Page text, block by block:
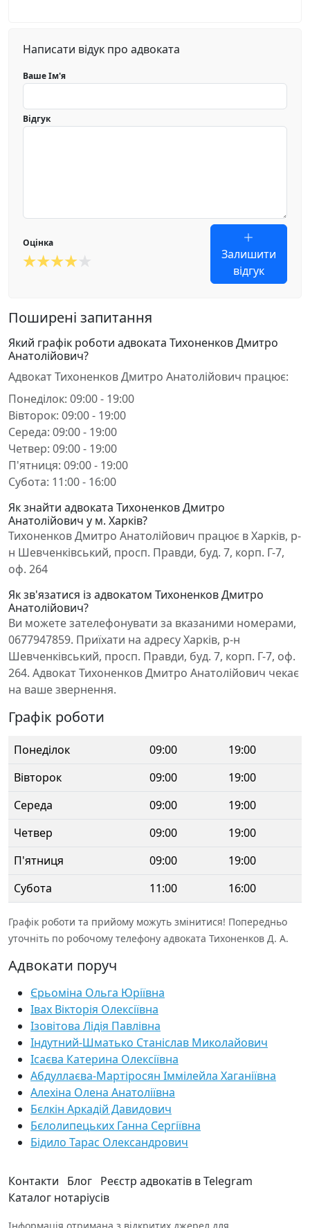
Написати відук про адвоката
Ваше Ім'я
Відгук
Оцінка
Залишити
відгук
Поширені запитання
Який графік роботи адвоката Тихоненков Дмитро
Анатолійович?
Адвокат Тихоненков Дмитро Анатолійович працює:
Понеділок: 09:00 - 19:00
Вівторок: 09:00 - 19:00
Середа: 09:00 - 19:00
Четвер: 09:00 - 19:00
П'ятниця: 09:00 - 19:00
Субота: 11:00 - 16:00
Як знайти адвоката Тихоненков Дмитро
Анатолійович у м. Харків?
Тихоненков Дмитро Анатолійович працює в Харків, р-
н Шевченківський, просп. Правди, буд. 7, корп. Г-7,
оф. 264
Як зв'язатися із адвокатом Тихоненков Дмитро
Анатолійович?
Ви можете зателефонувати за вказаними номерами,
0677947859. Приїхати на адресу Харків, р-н
Шевченківський, просп. Правди, буд. 7, корп. Г-7, оф.
264. Адвокат Тихоненков Дмитро Анатолійович чекає
на ваше звернення.
Графік роботи
Понеділок 09:00
19:00
Вівторок
09:00
19:00
Середа
09:00
19:00
Четвер
09:00
19:00
П'ятниця
09:00
19:00
Субота
11:00 16:00
Графік роботи та прийому можуть змінитися! Попередньо
уточніть по робочому телефону адвоката Тихоненков Д. А.
Адвокати поруч
Єрьоміна Ольга Юріївна
Івах Вікторія Олексіївна
Ізовітова Лідія Павлівна
Індутний-Шматько Станіслав Миколайович
Ісаєва Катерина Олексіївна
Абдуллаєва-Мартіросян Іммілейла Хаганіївна
Алехіна Олена Анатоліївна
Бєлкін Аркадій Давидович
Бєлолипецьких Ганна Сергіївна
Бідило Тарас Олександрович
Контакти Блог Реєстр адвокатів в Telegram
Каталог нотаріусів